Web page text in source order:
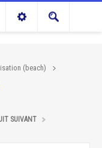
(beach)
SUIVANT